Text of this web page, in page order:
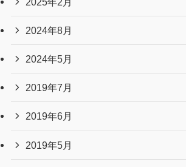
2024年8月
2024年5月
2019年7月
2019年6月
2019年5月